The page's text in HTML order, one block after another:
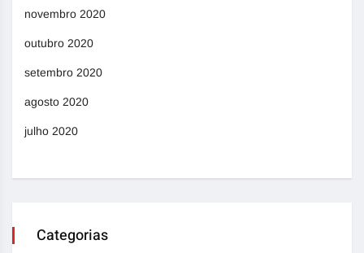
novembro 2020
outubro 2020
setembro 2020
agosto 2020
julho 2020
Categorias